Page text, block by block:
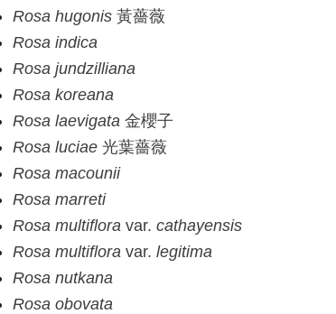
Rosa hugonis 黃薔薇
Rosa indica
Rosa jundzilliana
Rosa koreana
Rosa laevigata 金櫻子
Rosa luciae 光葉薔薇
Rosa macounii
Rosa marreti
Rosa multifloravar. cathayensis
Rosa multifloravar. legitima
Rosa nutkana
Rosa obovata